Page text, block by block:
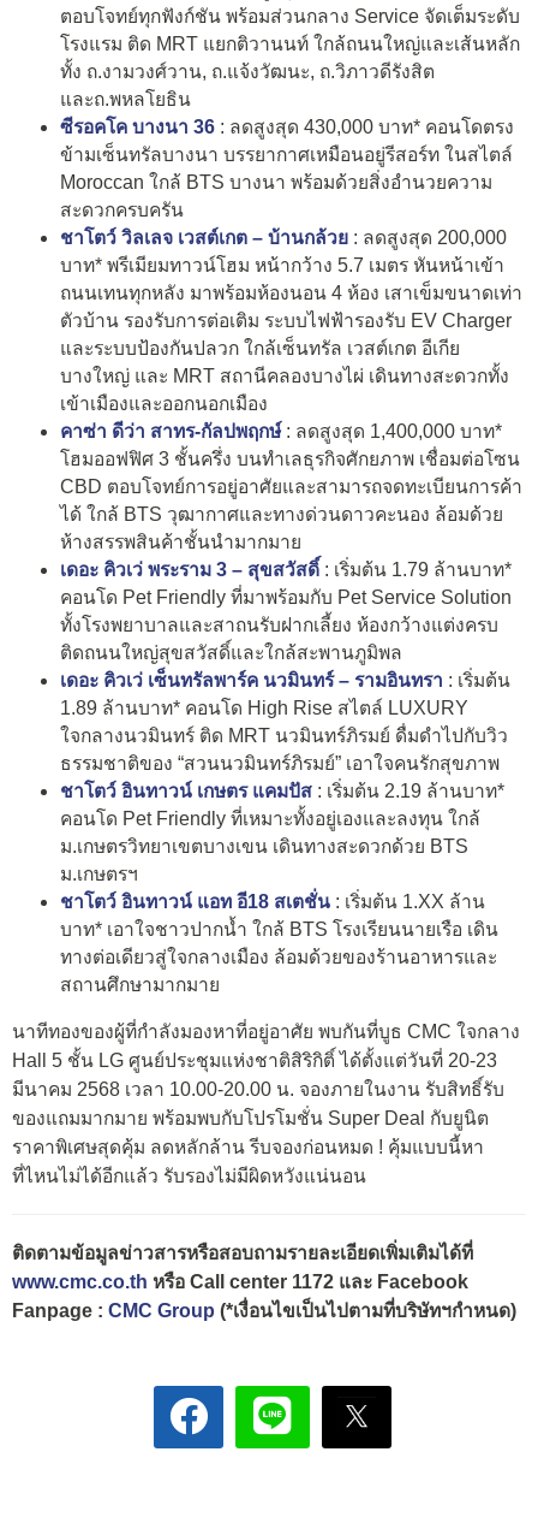
ตอบโจทย์ทุกฟังก์ชัน พร้อมส่วนกลาง Service จัดเต็มระดับ
โรงแรม ติด MRT แยกติวานนท์ ใกล้ถนนใหญ่และเส้นหลัก
ทั้ง ถ.งามวงศ์วาน, ถ.แจ้งวัฒนะ, ถ.วิภาวดีรังสิต
และถ.พหลโยธิน
ซีรอคโค บางนา 36 : ลดสูงสุด 430,000 บาท* คอนโดตรง
ข้ามเซ็นทรัลบางนา บรรยากาศเหมือนอยู่รีสอร์ท ในสไตล์
Moroccan ใกล้ BTS บางนา พร้อมด้วยสิ่งอำนวยความ
สะดวกครบครัน
ชาโตว์ วิลเลจ เวสต์เกต – บ้านกล้วย : ลดสูงสุด 200,000
บาท* พรีเมียมทาวน์โฮม หน้ากว้าง 5.7 เมตร หันหน้าเข้า
ถนนเทนทุกหลัง มาพร้อมห้องนอน 4 ห้อง เสาเข็มขนาดเท่า
ตัวบ้าน รองรับการต่อเติม ระบบไฟฟ้ารองรับ EV Charger
และระบบป้องกันปลวก ใกล้เซ็นทรัล เวสต์เกต อีเกีย
บางใหญ่ และ MRT สถานีคลองบางไผ่ เดินทางสะดวกทั้ง
เข้าเมืองและออกนอกเมือง
คาซ่า ดีว่า สาทร-กัลปพฤกษ์: ลดสูงสุด 1,400,000 บาท*
โฮมออฟฟิศ 3 ชั้นครึ่ง บนทำเลธุรกิจศักยภาพ เชื่อมต่อโซน
CBD ตอบโจทย์การอยู่อาศัยและสามารถจดทะเบียนการค้า
ได้ ใกล้ BTS วุฒากาศและทางด่วนดาวคะนอง ล้อมด้วย
ห้างสรรพสินค้าชั้นนำมากมาย
เดอะ คิวเว่ พระราม 3 – สุขสวัสดิ์ : เริ่มต้น 1.79 ล้านบาท*
คอนโด Pet Friendly ที่มาพร้อมกับ Pet Service Solution
ทั้งโรงพยาบาลและสาถนรับฝากเลี้ยง ห้องกว้างแต่งครบ
ติดถนนใหญ่สุขสวัสดิ์และใกล้สะพานภูมิพล
เดอะ คิวเว่ เซ็นทรัลพาร์ค นวมินทร์ – รามอินทรา : เริ่มต้น
1.89 ล้านบาท* คอนโด High Rise สไตล์ LUXURY
ใจกลางนวมินทร์ ติด MRT นวมินทร์ภิรมย์ ดื่มดำไปกับวิว
ธรรมชาติของ “สวนนวมินทร์ภิรมย์” เอาใจคนรักสุขภาพ
ชาโตว์ อินทาวน์ เกษตร แคมปัส : เริ่มต้น 2.19 ล้านบาท*
คอนโด Pet Friendly ที่เหมาะทั้งอยู่เองและลงทุน ใกล้
ม.เกษตรวิทยาเขตบางเขน เดินทางสะดวกด้วย BTS
ม.เกษตรฯ
ชาโตว์ อินทาวน์ แอท อี18 สเตชั่น : เริ่มต้น 1.XX ล้าน
บาท* เอาใจชาวปากน้ำ ใกล้ BTS โรงเรียนนายเรือ เดิน
ทางต่อเดียวสู่ใจกลางเมือง ล้อมด้วยของร้านอาหารและ
สถานศึกษามากมาย
นาทีทองของผู้ที่กำลังมองหาที่อยู่อาศัย พบกันที่บูธ CMC ใจกลาง
Hall 5 ชั้น LG ศูนย์ประชุมแห่งชาติสิริกิติ์ ได้ตั้งแต่วันที่ 20-23
มีนาคม 2568 เวลา 10.00-20.00 น. จองภายในงาน รับสิทธิ์รับ
ของแถมมากมาย พร้อมพบกับโปรโมชั่น Super Deal กับยูนิต
ราคาพิเศษสุดคุ้ม ลดหลักล้าน รีบจองก่อนหมด ! คุ้มแบบนี้หา
ที่ไหนไม่ได้อีกแล้ว รับรองไม่มีผิดหวังแน่นอน
ติดตามข้อมูลข่าวสารหรือสอบถามรายละเอียดเพิ่มเติมได้ที่
www.cmc.co.th หรือ Call center 1172 และ Facebook
Fanpage : CMC Group (*เงื่อนไขเป็นไปตามที่บริษัทฯกำหนด)